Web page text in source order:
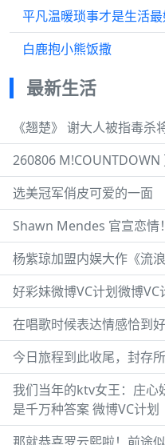
平凡温暖琐事才是生活
白鹿抱小熊饭撒
最新生活
《翘楚》 谢大人被指毒
260806 M!COUNTDOWN
选美冠军俏皮可爱的一面
Shawn Mendes 官宣恋情！
杨紫琼加盟内娱大作《流浪
好彩妹微博VC计划微博VC
在唱歌时候表达情感恰到
今日旅程到此收尾，封存
我们当年的ktv女王：庄心
是千万种答案 微博VC计划